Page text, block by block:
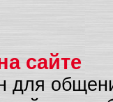
сайте
для